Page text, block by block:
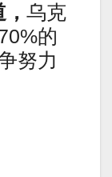
乌克
的
努力